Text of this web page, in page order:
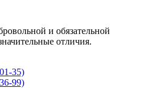
и обязательной
отличия.
35)
99)